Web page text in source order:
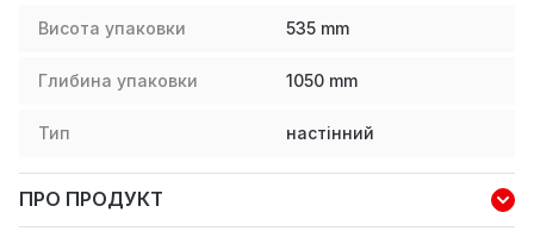
Висота упаковки 535 mm
Глибина упаковки 1050 mm
Тип настінний
ПРО ПРОДУКТ